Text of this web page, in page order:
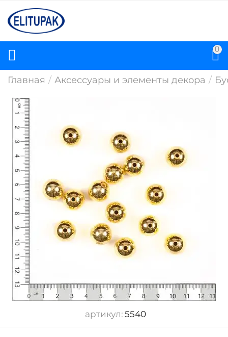
0
Главная / Аксессуары и элементы декора /
артикул: 5540